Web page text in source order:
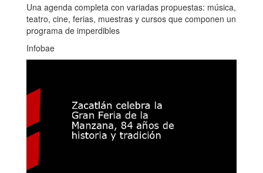
Una agenda completa con variadas propuestas: música,
teatro, cine, ferias, muestras y cursos que componen un
programa de imperdibles
Infobae